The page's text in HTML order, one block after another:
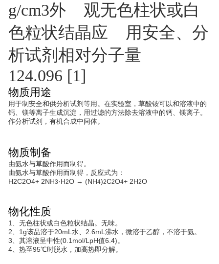
g/cm3外 观无色柱状或白
色粒状结晶应 用安全、分
析试剂相对分子量
124.096 [1]
物质用途
用于制安全和供分析试剂等用。在实验室，草酸铵可以和溶液中的
钙、镁等离子生成沉淀，用过滤的方法除去溶液中的钙、镁离子。
作分析试剂，有机合成中间体。
物质制备
由氨水与草酸作用而制得。
由氨水与草酸作用而制得，反应式为：
H2C2O4+ 2NH3·H2O → (NH4)2C2O4+ 2H2O
物化性质
1、无色柱状或白色粒状结晶。无味。
2、1g该品溶于20mL水、2.6mL沸水，微溶于乙醇，不溶于氨。
3、其溶液呈中性(0.1mol/LpH值6.4)。
4、热至95℃时脱水，加高热即分解。